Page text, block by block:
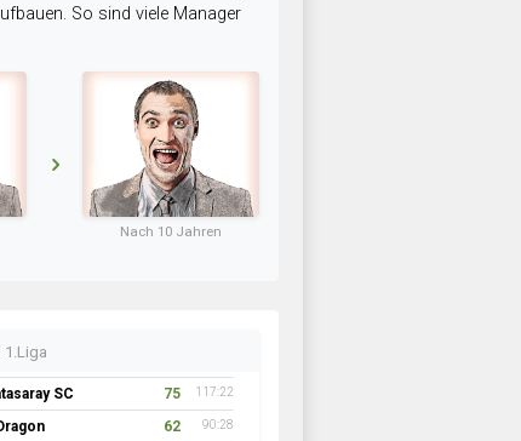
So sind viele Manager
Nach 10 Jahren
1.Liga
SC 75 117:22
62 90:28